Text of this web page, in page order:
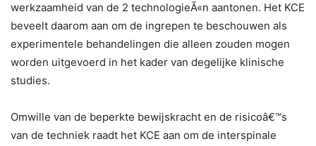
werkzaamheid van de 2 technologieÃ«n aantonen. Het KCE
beveelt daarom aan om de ingrepen te beschouwen als
experimentele behandelingen die alleen zouden mogen
worden uitgevoerd in het kader van degelijke klinische
studies.
Omwille van de beperkte bewijskracht en de risicoâ€™s
van de techniek raadt het KCE aan om de interspinale